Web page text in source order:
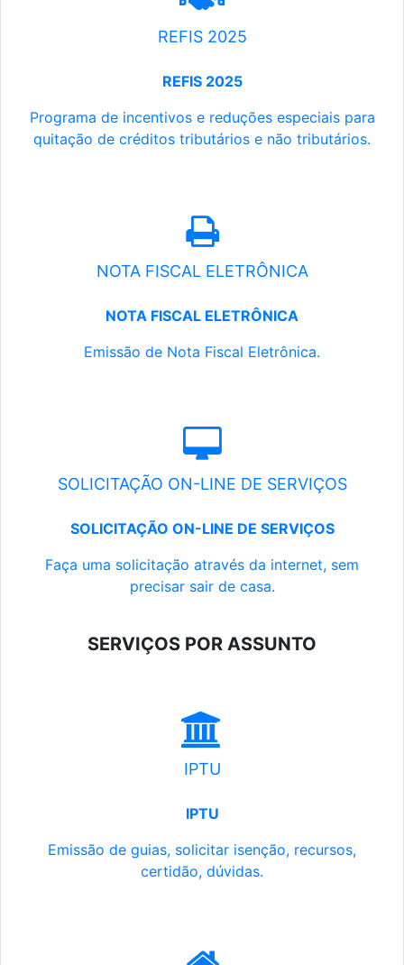
REFIS 2025
REFIS 2025
Programa de incentivos e reduções especiais para
quitação de créditos tributários e não tributários.
NOTA FISCAL ELETRÔNICA
NOTA FISCAL ELETRÔNICA
Emissão de Nota Fiscal Eletrônica.
SOLICITAÇÃO ON-LINE DE SERVIÇOS
SOLICITAÇÃO ON-LINE DE SERVIÇOS
Faça uma solicitação através da internet, sem
precisar sair de casa.
SERVIÇOS POR ASSUNTO
IPTU
IPTU
Emissão de guias, solicitar isenção, recursos,
certidão, dúvidas.